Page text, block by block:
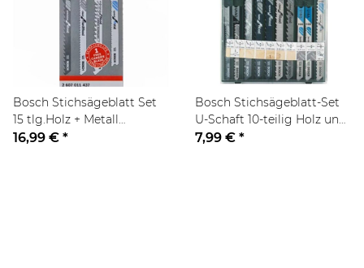
Bosch Stichsägeblatt Set
15 tlg.Holz + Metall
(T144DP/T101BF/T144DHM/T121BF)
16,99 € *
Bosch Stichsägeblatt-Set
U-Schaft 10-teilig Holz und
Metall Universal
7,99 € *